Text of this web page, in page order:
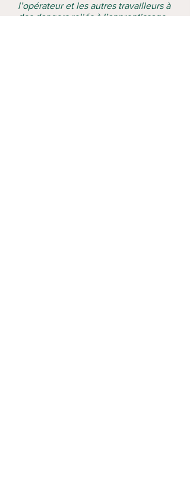
l’opérateur et les autres travailleurs à
des dangers reliés à l’apprentissage